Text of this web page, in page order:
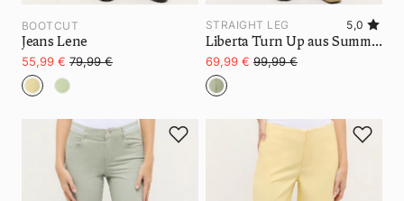
BOOTCUT
Jeans Lene
55,99 € 79,99 €
STRAIGHT LEG 5,0
Liberta Turn Up aus Summer Cotton
69,99 € 99,99 €